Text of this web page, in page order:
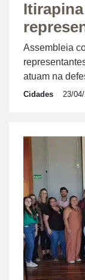
Assembleia
atuam na
Cidades 23/